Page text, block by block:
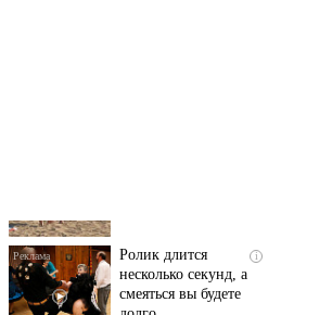
несколько секунд, а
смеяться вы будете
долго